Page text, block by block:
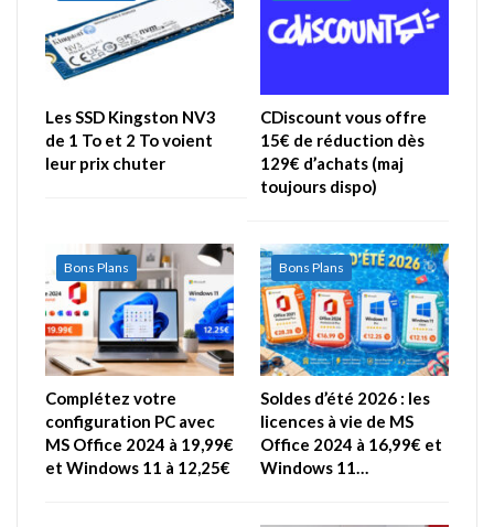
Les SSD Kingston NV3
de 1 To et 2 To voient
leur prix chuter
CDiscount vous offre
15€ de réduction dès
129€ d’achats (maj
toujours dispo)
Bons Plans
Complétez votre
configuration PC avec
MS Office 2024 à 19,99€
et Windows 11 à 12,25€
Bons Plans
Soldes d’été 2026 : les
licences à vie de MS
Office 2024 à 16,99€ et
Windows 11…